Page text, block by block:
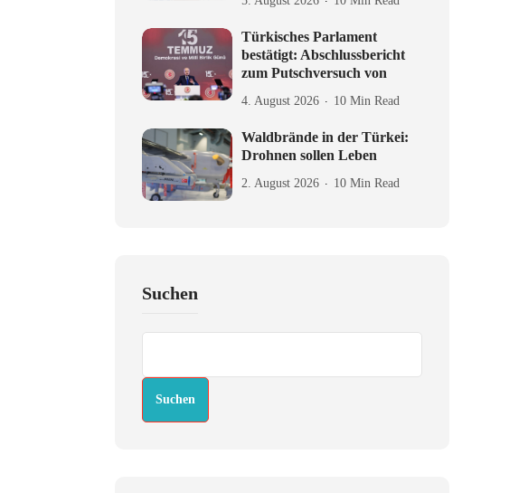
Türkisches Parlament
bestätigt: Abschlussbericht
zum Putschversuch von
4. August 2026 10 Min Read
Waldbrände in der Türkei:
Drohnen sollen Leben
2. August 2026 10 Min Read
Suchen
Suchen